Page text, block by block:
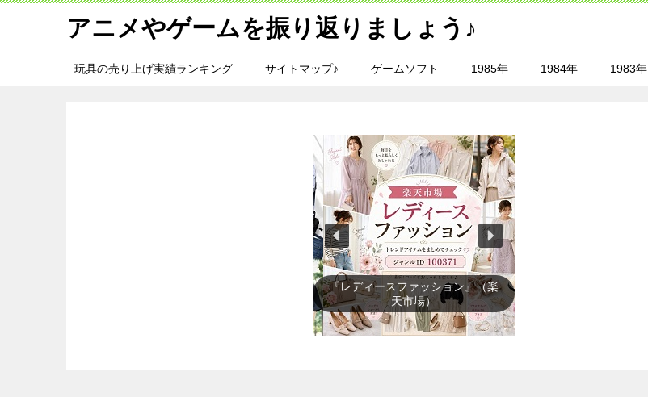
アニメやゲームを振り返りましょう♪
玩具の売り上げ実績ランキング サイトマップ♪ ゲームソフト 1985年 1984年 1983年
『テレビゲーム』（楽天市場）